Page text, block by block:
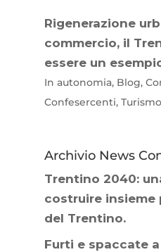
Rigenerazione
commercio, il
essere un
In autonomia, Blog,
Confesercenti, Turismo
Archivio News
Trentino 2040:
costruire insieme
del Trentino.
Furti e spaccate